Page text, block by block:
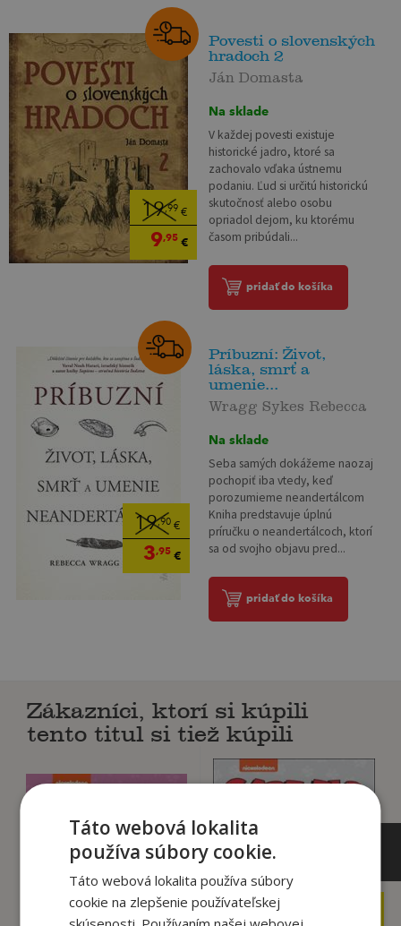
19,99 €
9,95€
Povesti o slovenských
hradoch 2
Ján Domasta
Na sklade
V každej povesti existuje
historické jadro, ktoré sa
zachovalo vďaka ústnemu
podaniu. Ľud si určitú historickú
skutočnosť alebo osobu
opriadol dejom, ku ktorému
časom pribúdali...
pridať do košíka
19,90€
3,95€
Príbuzní: Život,
láska, smrť a
umenie...
Wragg Sykes Rebecca
Na sklade
Seba samých dokážeme naozaj
pochopiť iba vtedy, keď
porozumieme neandertálcom
Kniha predstavuje úplnú
príručku o neandertálcoch, ktorí
sa od svojho objavu pred...
pridať do košíka
Zákazníci, ktorí si kúpili
tento titul si tiež kúpili
Táto webová lokalita
používa súbory cookie.
Táto webová lokalita používa súbory
cookie na zlepšenie používateľskej